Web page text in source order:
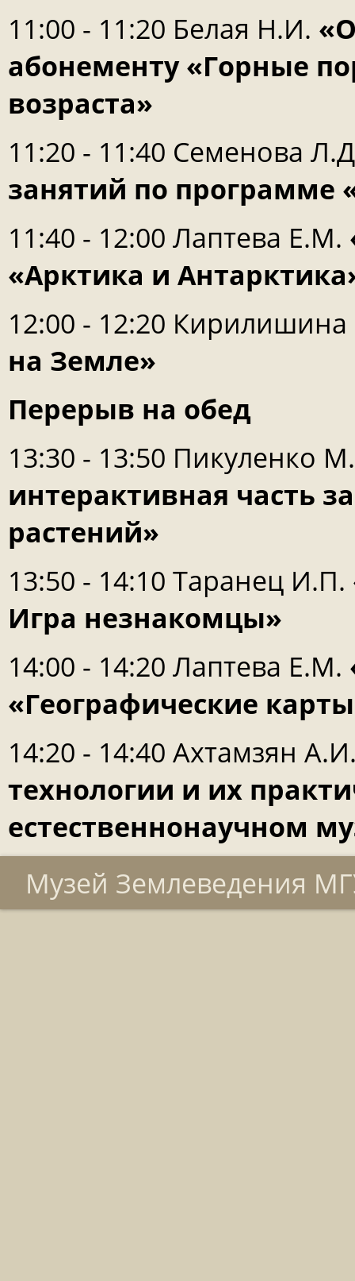
11:00 - 11:20 Белая Н.И.
абонементу «Горные
возраста»
11:20 - 11:40 Семенова
занятий по программе
11:40 - 12:00 Лаптева Е.М.
«Арктика и
12:00 - 12:20
на Земле»
Перерыв на обед
13:30 - 13:50 Пикуленко
интерактивная часть
растений»
13:50 - 14:10 Таранец И.П.
Игра незнакомцы»
14:00 - 14:20 Лаптева Е.М.
«Географические
14:20 - 14:40 Ахтамзян
технологии и их
естественнонаучном
Музей Землеведения